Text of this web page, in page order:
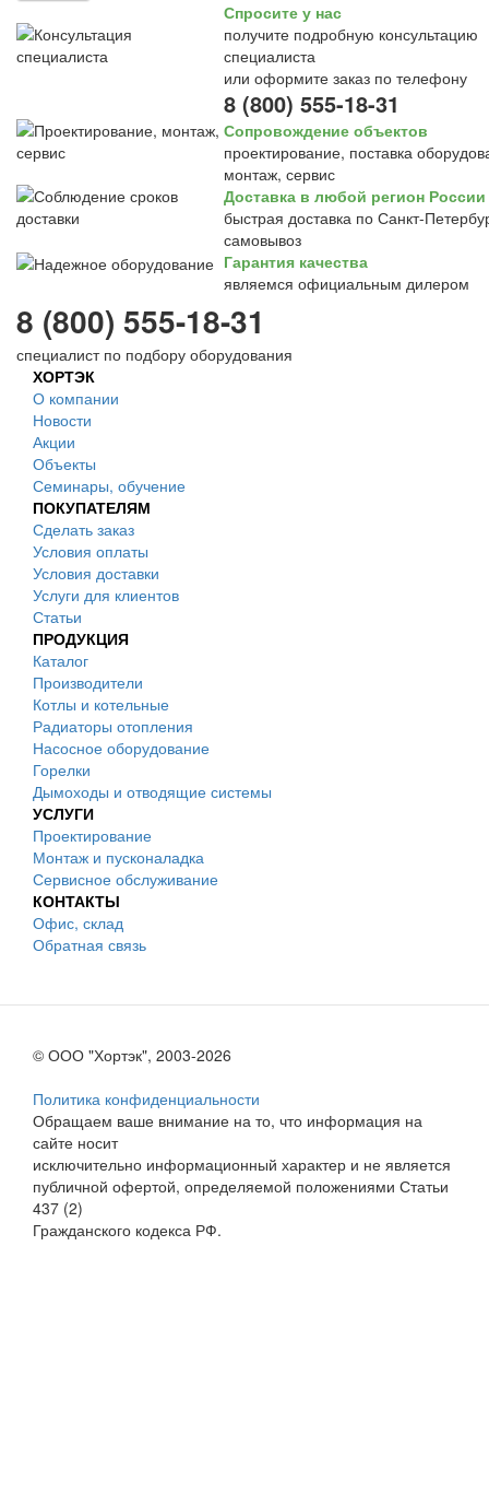
Спросите у нас
получите подробную консультацию
специалиста
или оформите заказ по телефону
8 (800) 555-18-31
Сопровождение объектов
проектирование, поставка
монтаж, сервис
Доставка в любой регион России
быстрая доставка по Санкт-
самовывоз
Гарантия качества
являемся официальным дилером
8 (800) 555-18-31
специалист по подбору оборудования
ХОРТЭК
О компании
Новости
Акции
Объекты
Семинары, обучение
ПОКУПАТЕЛЯМ
Сделать заказ
Условия оплаты
Условия доставки
Услуги для клиентов
Статьи
ПРОДУКЦИЯ
Каталог
Производители
Котлы и котельные
Радиаторы отопления
Насосное оборудование
Горелки
Дымоходы и отводящие системы
УСЛУГИ
Проектирование
Монтаж и пусконаладка
Сервисное обслуживание
КОНТАКТЫ
Офис, склад
Обратная связь
© ООО "Хортэк", 2003-2026
Политика конфиденциальности
Обращаем ваше внимание на то, что информация на
сайте носит
исключительно информационный характер и не является
публичной офертой, определяемой положениями Статьи
437 (2)
Гражданского кодекса РФ.